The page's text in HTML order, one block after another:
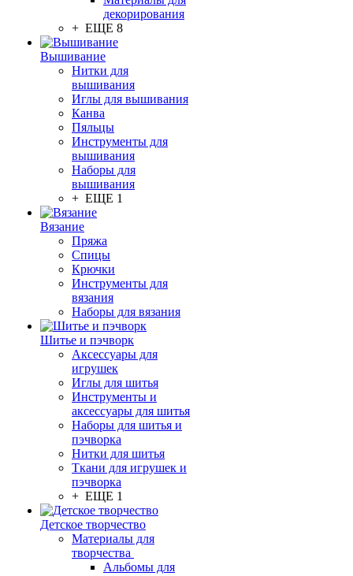
декорирования
+ ЕЩЕ 8
Вышивание
Нитки для
вышивания
Иглы для вышивания
Канва
Пяльцы
Инструменты для
вышивания
Наборы для
вышивания
+ ЕЩЕ 1
Вязание
Пряжа
Спицы
Крючки
Инструменты для
вязания
Наборы для вязания
Шитье и пэчворк
Аксессуары для
игрушек
Иглы для шитья
Инструменты и
аксессуары для шитья
Наборы для шитья и
пэчворка
Нитки для шитья
Ткани для игрушек и
пэчворка
+ ЕЩЕ 1
Детское творчество
Материалы для
творчества
Альбомы для